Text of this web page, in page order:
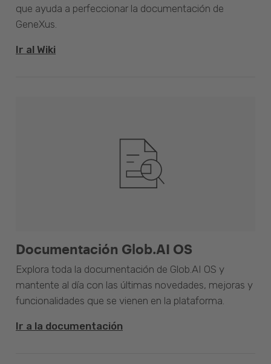
que ayuda a perfeccionar la documentación de
GeneXus.
Ir al Wiki
Documentación Glob.AI OS
Explora toda la documentación de Glob.AI OS y
mantente al día con las últimas novedades, mejoras y
funcionalidades que se vienen en la plataforma.
Ir a la documentación